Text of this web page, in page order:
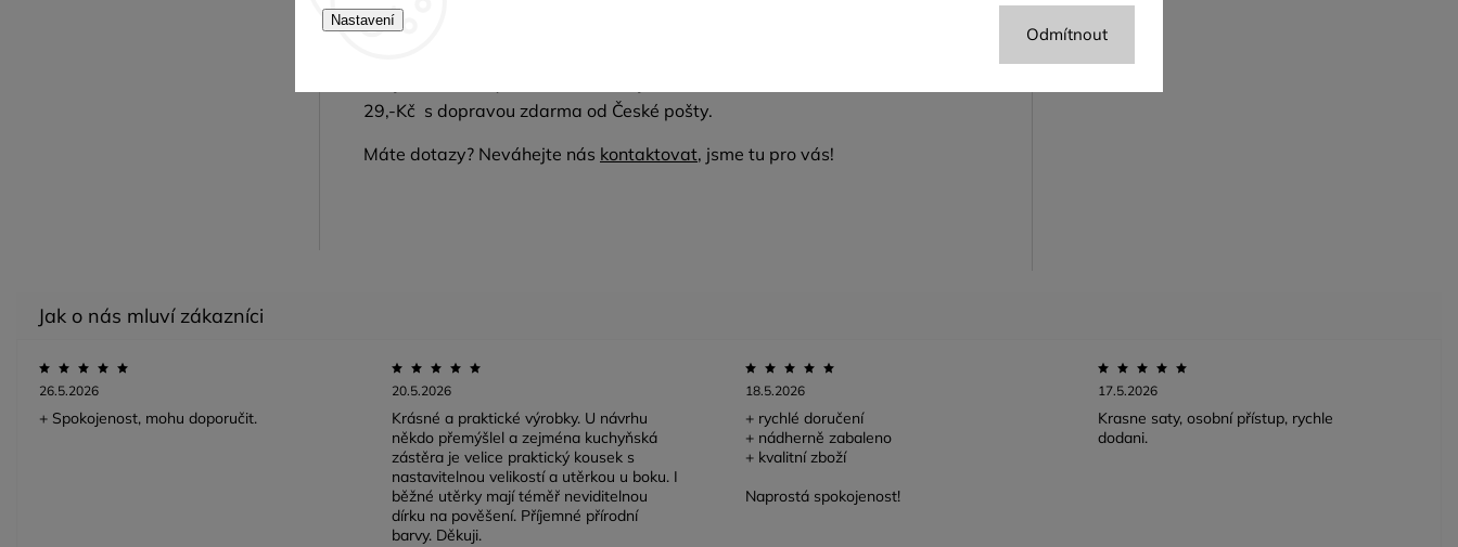
Nastavení
Odmítnout
29,-Kč s dopravou zdarma od České pošty.
Máte dotazy? Neváhejte nás kontaktovat, jsme tu pro vás!
26.5.2026
+ Spokojenost, mohu doporučit.
20.5.2026
Krásné a praktické výrobky. U návrhu
někdo přemýšlel a zejména kuchyňská
zástěra je velice praktický kousek s
nastavitelnou velikostí a utěrkou u boku. I
běžné utěrky mají téměř neviditelnou
dírku na pověšení. Příjemné přírodní
barvy. Děkuji.
18.5.2026
+ rychlé doručení
+ nádherně zabaleno
+ kvalitní zboží
Naprostá spokojenost!
17.5.2026
Krasne saty, osobní přístup, rychle
dodani.